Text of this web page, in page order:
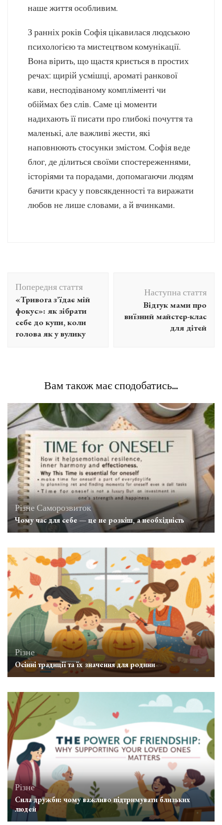
наше життя особливим.
З ранніх років Софія цікавилася людською
психологією та мистецтвом комунікації.
Вона вірить, що щастя криється в простих
речах: щирій усмішці, ароматі ранкової
кави, несподіваному компліменті чи
обіймах без слів. Саме ці моменти
надихають її писати про глибокі почуття та
маленькі, але важливі жести, які
наповнюють стосунки змістом. Софія веде
блог, де ділиться своїми спостереженнями,
історіями та порадами, допомагаючи людям
бачити красу у повсякденності та виражати
любов не лише словами, а й вчинками.
по
запису
Попередня стаття
«Тривога з’їдає мій
фокус»: як зібрати
себе до купи, коли
голова як у вулику
Наступна стаття
Відгук мами про
виїзний майстер-клас
для дітей
Вам також має сподобатись...
РізнеСаморозвиток
Чому час для себе — це не розкіш, а необхідність
Різне
Осінні традиції та їх значення для родини
Різне
Сила дружби: чому важливо підтримувати близьких
людей